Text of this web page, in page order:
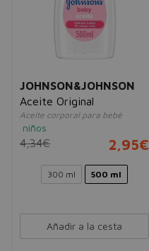
JOHNSON&JOHNSON
Aceite Original
Aceite corporal para bebé
niños
4,34€ 2,95€
300 ml 500 ml
Añadir a la cesta